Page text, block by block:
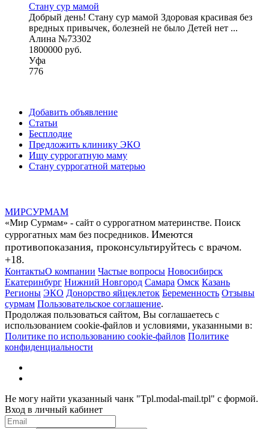
Стану сур мамой
Добрый день! Стану сур мамой Здоровая красивая без
вредных привычек, болезней не было Детей нет ...
Алина №73302
1800000 руб.
Уфа
776
Добавить объявление
Статьи
Бесплодие
Предложить клинику ЭКО
Ищу суррогатную маму
Стану суррогатной матерью
МИРСУРМАМ
«Мир Сурмам» - сайт о суррогатном материнстве. Поиск
суррогатных мам без посредников. Имеются
противопоказания, проконсультируйтесь с врачом.
+18.
КонтактыО компании Частые вопросы Новосибирск
Екатеринбург Нижний Новгород Самара Омск Казань
Регионы ЭКО Донорство яйцеклеток Беременность Отзывы
сурмам Пользовательское соглашение.
Продолжая пользоваться сайтом, Вы соглашаетесь с
использованием cookie-файлов и условиями, указанными в:
Политике по использованию cookie-файлов Политике
конфиденциальности
Не могу найти указанный чанк "Tpl.modal-mail.tpl" с формой.
Вход в личный кабинет